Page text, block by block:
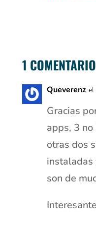
1 COMENTARIO
Queverenz el
Gracias
apps, 3
otras dos
instaladas
son de